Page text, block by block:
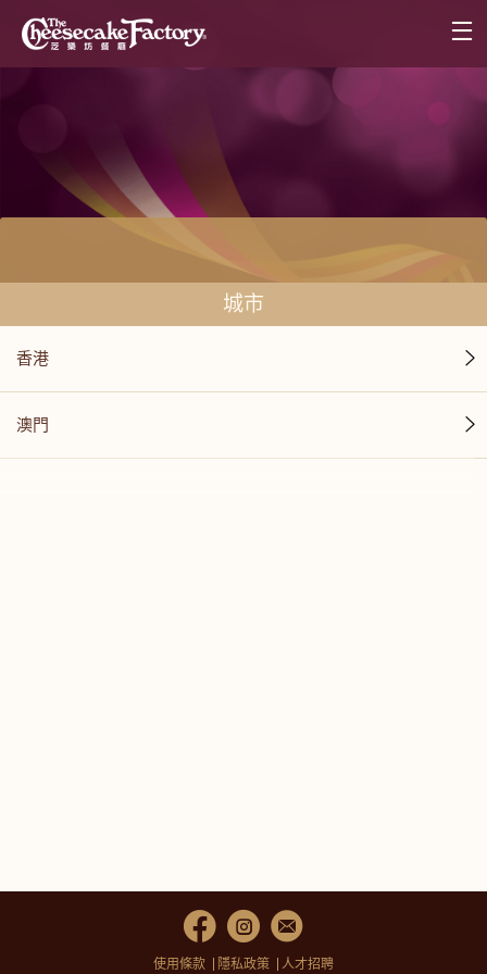
城市
香港
澳門
使用條款 隱私政策 人才招聘